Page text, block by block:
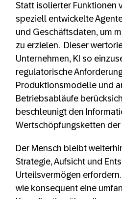
Statt isolierter Funktionen
speziell entwickelte
und Geschäftsdaten, um
zu erzielen. Dieser
Unternehmen, KI so
regulatorische
Produktionsmodelle und
Betriebsabläufe
beschleunigt den
Wertschöpfungsketten der
Der Mensch bleibt
Strategie, Aufsicht und
Urteilsvermögen
wie konsequent eine